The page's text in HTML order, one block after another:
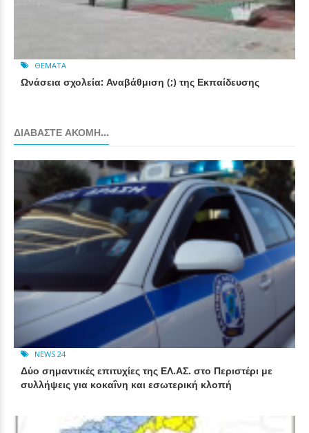
ΘΈΜΑΤΑ
Ωνάσεια σχολεία: Αναβάθμιση (;) της Εκπαίδευσης
ΔΙΑΒΆΣΤΕ ΑΚΌΜΗ...
NEWS 24
Δύο σημαντικές επιτυχίες της ΕΛ.ΑΣ. στο Περιστέρι με
συλλήψεις για κοκαΐνη και εσωτερική κλοπή